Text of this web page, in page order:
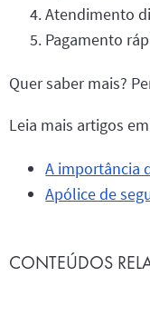
Atendimento
Pagamento
Quer saber mais?
Leia mais artigos
A importância
Apólice de
CONTEÚDOS